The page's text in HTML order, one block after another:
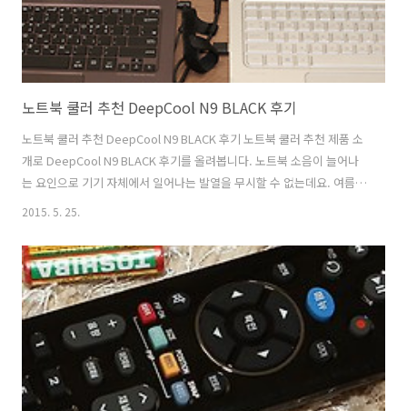
노트북 쿨러 추천 DeepCool N9 BLACK 후기
노트북 쿨러 추천 DeepCool N9 BLACK 후기 노트북 쿨러 추천 제품 소
개로 DeepCool N9 BLACK 후기를 올려봅니다. 노트북 소음이 늘어나
는 요인으로 기기 자체에서 일어나는 발열을 무시할 수 없는데요. 여름이
되면서 노트북의 발열이 많이 올라가셨을 겁니다. DeepCool N9
에서 장점이 있고 재질을 알루미늄을 사용해서 좋으며 소음도 비교적 낮
다는 점 입니다. 제가 가진 노트북을 몇 대를 놓고 소음 및 발열 테스트를
해 봤습니다. 확실히 노트북 쿨러의 상판 재질이 알루미늄이라 쿨러를 굳
이 동작하지 않더라도 약간 도움은 됩니다. 물론 받침대로서의 역할도 해
서 노트북을 데스크탑 처럼 사용시 각도를 높이거나 하는 용도로..
2015. 5. 25.